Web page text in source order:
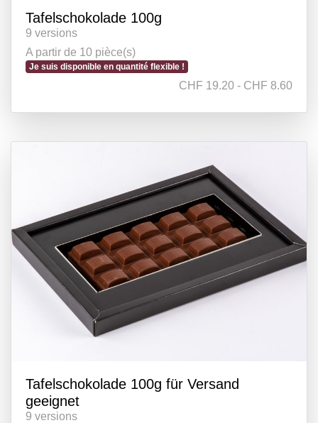
Tafelschokolade 100g
9 versions
A partir de 10 pièce(s)
Je suis disponible en quantité flexible !
CHF 19.20 - CHF 8.60
Tafelschokolade 100g für Versand
geeignet
9 versions